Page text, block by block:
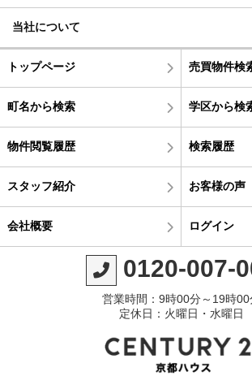
当社について
トップページ 売買物件検
町名から検索 学区から検
物件閲覧履歴 検索履歴
スタッフ紹介 お客様の声
会社概要 ログイン
0120-007-
営業時間：9時00分～19時00
定休日：火曜日・水曜日